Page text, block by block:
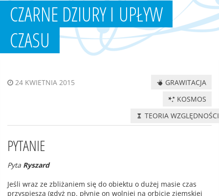
CZARNE DZIURY I UPŁYW
CZASU
24 KWIETNIA 2015
GRAWITACJA
KOSMOS
TEORIA WZGLĘDNOŚCI
PYTANIE
Pyta Ryszard
Jeśli wraz ze zbliżaniem się do obiektu o dużej masie czas
przyspiesza (gdyż np. płynie on wolniej na orbicie ziemskiej